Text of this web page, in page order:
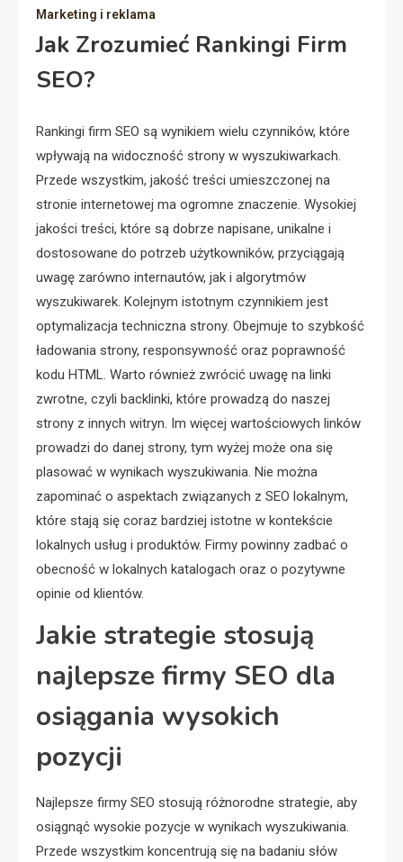
Marketing i reklama
Jak Zrozumieć Rankingi Firm
SEO?
Rankingi firm SEO są wynikiem wielu czynników, które
wpływają na widoczność strony w wyszukiwarkach.
Przede wszystkim, jakość treści umieszczonej na
stronie internetowej ma ogromne znaczenie. Wysokiej
jakości treści, które są dobrze napisane, unikalne i
dostosowane do potrzeb użytkowników, przyciągają
uwagę zarówno internautów, jak i algorytmów
wyszukiwarek. Kolejnym istotnym czynnikiem jest
optymalizacja techniczna strony. Obejmuje to szybkość
ładowania strony, responsywność oraz poprawność
kodu HTML. Warto również zwrócić uwagę na linki
zwrotne, czyli backlinki, które prowadzą do naszej
strony z innych witryn. Im więcej wartościowych linków
prowadzi do danej strony, tym wyżej może ona się
plasować w wynikach wyszukiwania. Nie można
zapominać o aspektach związanych z SEO lokalnym,
które stają się coraz bardziej istotne w kontekście
lokalnych usług i produktów. Firmy powinny zadbać o
obecność w lokalnych katalogach oraz o pozytywne
opinie od klientów.
Jakie strategie stosują
najlepsze firmy SEO dla
osiągania wysokich
pozycji
Najlepsze firmy SEO stosują różnorodne strategie, aby
osiągnąć wysokie pozycje w wynikach wyszukiwania.
Przede wszystkim koncentrują się na badaniu słów